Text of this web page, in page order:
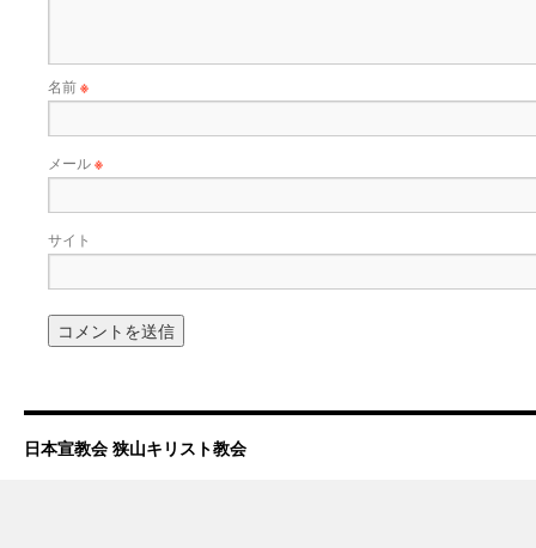
名前※
メール※
サイト
日本宣教会 狭山キリスト教会